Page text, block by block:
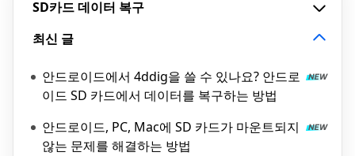
SD카드 데이터 복구
최신 글
안드로이드에서 4ddig을 쓸 수 있나요? 안드로
이드 SD 카드에서 데이터를 복구하는 방법
안드로이드, PC, Mac에 SD 카드가 마운트되지
않는 문제를 해결하는 방법